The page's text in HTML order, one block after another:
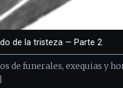
de la tristeza — Parte 2
de funerales, exequias y